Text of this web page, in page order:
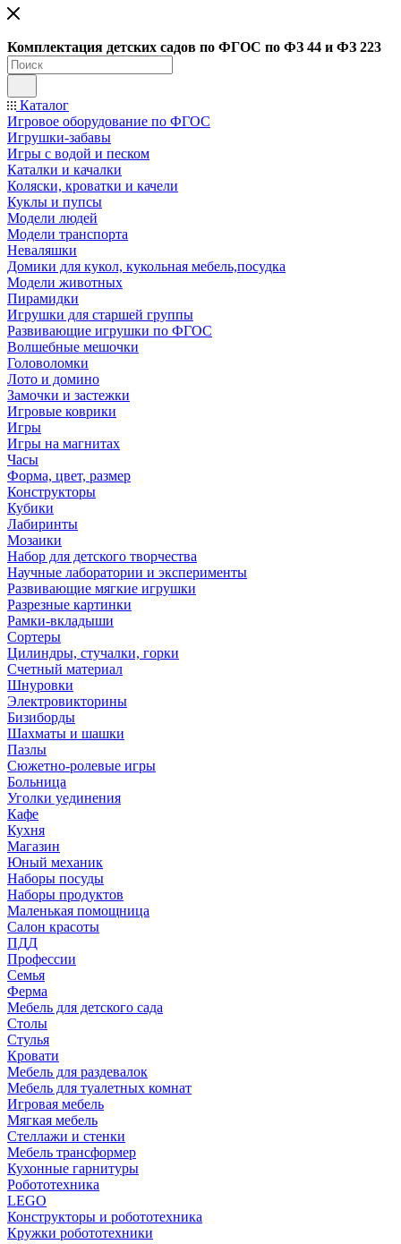
Комплектация детских садов по ФГОC по ФЗ 44 и ФЗ 223
Каталог
Игровое оборудование по ФГОС
Игрушки-забавы
Игры с водой и песком
Каталки и качалки
Коляски, кроватки и качели
Куклы и пупсы
Модели людей
Модели транспорта
Неваляшки
Домики для кукол, кукольная мебель,посудка
Модели животных
Пирамидки
Игрушки для старшей группы
Развивающие игрушки по ФГОС
Волшебные мешочки
Головоломки
Лото и домино
Замочки и застежки
Игровые коврики
Игры
Игры на магнитах
Часы
Форма, цвет, размер
Конструкторы
Кубики
Лабиринты
Мозаики
Набор для детского творчества
Научные лаборатории и эксперименты
Развивающие мягкие игрушки
Разрезные картинки
Рамки-вкладыши
Сортеры
Цилиндры, стучалки, горки
Счетный материал
Шнуровки
Электровикторины
Бизиборды
Шахматы и шашки
Пазлы
Сюжетно-ролевые игры
Больница
Уголки уединения
Кафе
Кухня
Магазин
Юный механик
Наборы посуды
Наборы продуктов
Маленькая помощница
Салон красоты
ПДД
Профессии
Семья
Ферма
Мебель для детского сада
Столы
Cтулья
Кровати
Мебель для раздевалок
Мебель для туалетных комнат
Игровая мебель
Мягкая мебель
Стеллажи и стенки
Мебель трансформер
Кухонные гарнитуры
Робототехника
LEGO
Конструкторы и робототехника
Кружки робототехники